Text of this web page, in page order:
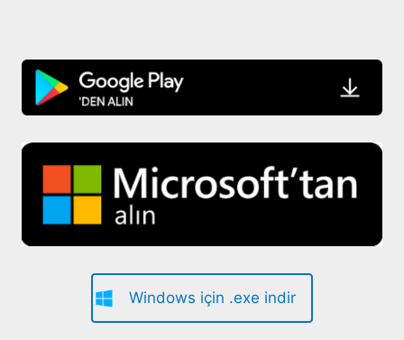
Windows için .exe indir